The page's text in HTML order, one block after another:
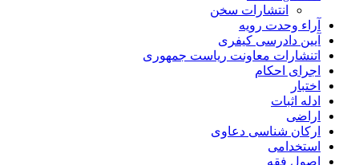
انتشارات سخن
آراء وحدت رویه
آیین دادرسی کیفری
اتنشارات معاونت ریاست جمهوری
اجرای احکام
اختبار
ادله اثبات
اراضی
ارکان شناسی دعاوی
استخدامی
اصول فقه